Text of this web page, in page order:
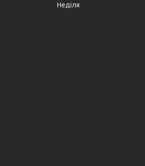
Неділя